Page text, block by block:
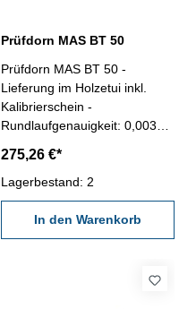
Prüfdorn MAS BT 50
Prüfdorn MAS BT 50 -
Lieferung im Holzetui inkl.
Kalibrierschein -
Rundlaufgenauigkeit: 0,003
275,26 €*
Lagerbestand: 2
In den Warenkorb